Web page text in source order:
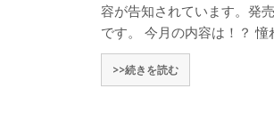
容が告知されています。発
です。 今月の内容は！？ 憧
>>続きを読む